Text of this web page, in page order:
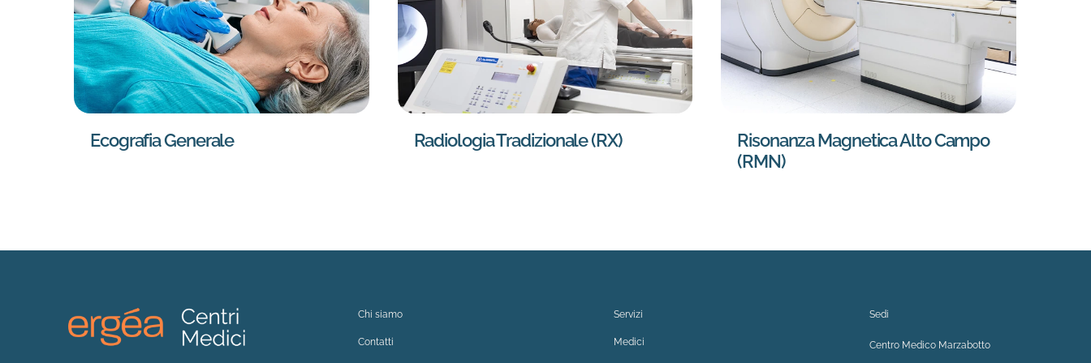
Ecografia Generale Radiologia Tradizionale (RX)
Risonanza Magnetica Alto Campo
(RMN)
Chi siamo
Contatti
Servizi
Medici
Sedi
Centro Medico Marzabotto